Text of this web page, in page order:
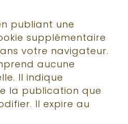
publiant une
supplémentaire
votre navigateur.
aucune
Il indique
la publication que
Il expire au